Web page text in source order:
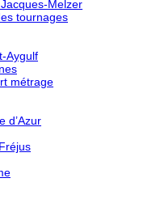
Melzer
tournages
Aygulf
métrage
d’Azur